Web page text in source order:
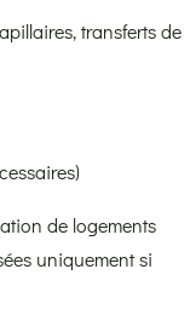
transferts de
de logements
uniquement si